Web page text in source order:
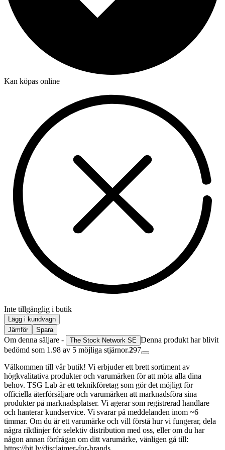
Kan köpas online
Inte tillgänglig i butik
Lägg i kundvagn
Jämför
Spara
Om denna säljare - The Stock Network SE Denna produkt har blivit
bedömd som 1.98 av 5 möjliga stjärnor.297
Välkommen till vår butik! Vi erbjuder ett brett sortiment av
högkvalitativa produkter och varumärken för att möta alla dina
behov. TSG Lab är ett teknikföretag som gör det möjligt för
officiella återförsäljare och varumärken att marknadsföra sina
produkter på marknadsplatser. Vi agerar som registrerad handlare
och hanterar kundservice. Vi svarar på meddelanden inom ~6
timmar. Om du är ett varumärke och vill förstå hur vi fungerar, dela
några riktlinjer för selektiv distribution med oss, eller om du har
någon annan förfrågan om ditt varumärke, vänligen gå till: